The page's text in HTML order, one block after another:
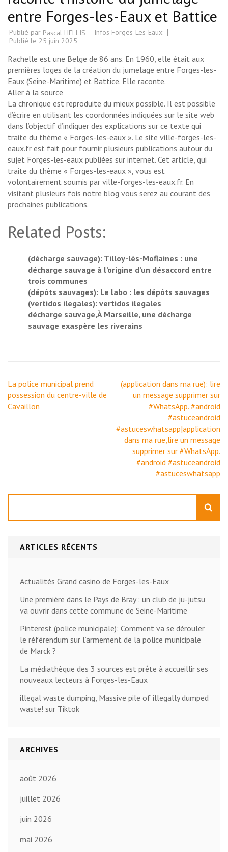
entre Forges-les-Eaux et Battice
Publié par Pascal HELLIS
Infos Forges-Les-Eaux:
Publié le 25 juin 2025
Rachelle est une Belge de 86 ans. En 1960, elle était aux
premières loges de la création du jumelage entre Forges-les-
Eaux (Seine-Maritime) et Battice. Elle raconte.
Aller à la source
La chronique est reproduite du mieux possible. Il est possible
d’écrire en utilisant les coordonnées indiquées sur le site web
dans l’objectif d’indiquer des explications sur ce texte qui
traite du thème « Forges-les-eaux ». Le site ville-forges-les-
eaux.fr est fait pour fournir plusieurs publications autour du
sujet Forges-les-eaux publiées sur internet. Cet article, qui
traite du thème « Forges-les-eaux », vous est
volontairement soumis par ville-forges-les-eaux.fr. En
visitant plusieurs fois notre blog vous serez au courant des
prochaines publications.
Related Posts:
(décharge sauvage): Tilloy-lès-Moflaines : une
décharge sauvage à l’origine d’un désaccord entre
trois communes
(dépôts sauvages): Le labo : les dépôts sauvages
(vertidos ilegales): vertidos ilegales
décharge sauvage,À Marseille, une décharge
sauvage exaspère les riverains
Navigation
de
l’article
La police municipal prend
possession du centre-ville de
Cavaillon
(application dans ma rue): lire
un message supprimer sur
#WhatsApp. #android
#astuceandroid
#astuceswhatsapp|application
dans ma rue,lire un message
supprimer sur #WhatsApp.
#android #astuceandroid
#astuceswhatsapp
ARTICLES RÉCENTS
Actualités Grand casino de Forges-les-Eaux
Une première dans le Pays de Bray : un club de ju-jutsu
va ouvrir dans cette commune de Seine-Maritime
Pinterest (police municipale): Comment va se dérouler
le référendum sur l’armement de la police municipale
de Marck ?
La médiathèque des 3 sources est prête à accueillir ses
nouveaux lecteurs à Forges-les-Eaux
illegal waste dumping, Massive pile of illegally dumped
waste! sur Tiktok
ARCHIVES
août 2026
juillet 2026
juin 2026
mai 2026